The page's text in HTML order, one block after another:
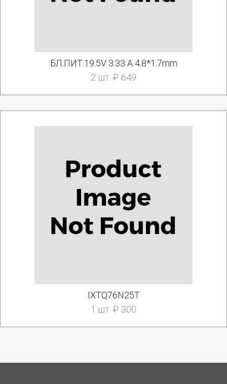
БЛ.ПИТ.19.5V 3.33 A 4.8*1.7mm
2 шт. ₽ 649
IXTQ76N25T
1 шт. ₽ 300